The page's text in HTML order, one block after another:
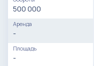
500 000
Аренда
-
Площадь
-